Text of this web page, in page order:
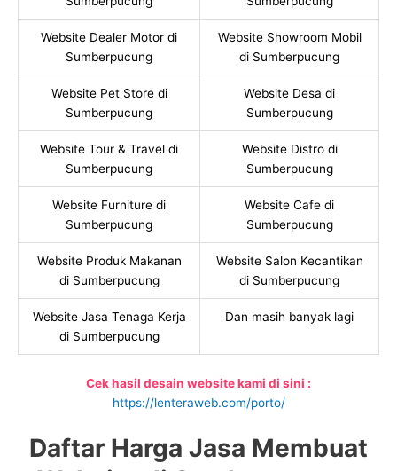
Website Dealer Motor di
Sumberpucung
Website Showroom Mobil
di Sumberpucung
Website Pet Store di
Sumberpucung
Website Desa di
Sumberpucung
Website Tour & Travel di
Sumberpucung
Website Distro di
Sumberpucung
Website Furniture di
Sumberpucung
Website Cafe di
Sumberpucung
Website Produk Makanan
di Sumberpucung
Website Salon Kecantikan
di Sumberpucung
Website Jasa Tenaga Kerja
di Sumberpucung
Dan masih banyak lagi
Cek hasil desain website kami di sini :
https://lenteraweb.com/porto/
Daftar Harga Jasa Membuat